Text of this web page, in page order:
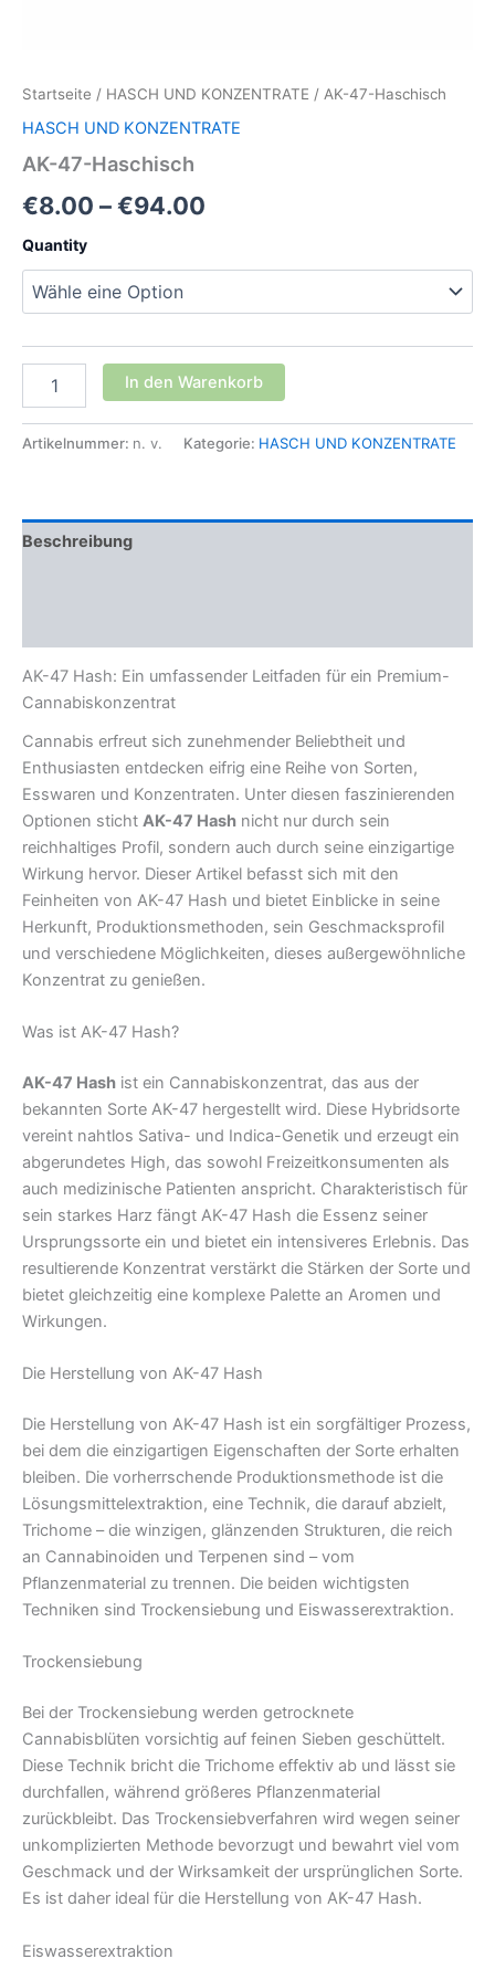
Startseite / HASCH UND KONZENTRATE / AK-47-Haschisch
HASCH UND KONZENTRATE
AK-47-Haschisch
€8.00 –€94.00
€94.00
Quantity
Menge
In den Warenkorb
Artikelnummer: n. v. Kategorie: HASCH UND KONZENTRATE
Beschreibung
AK-47 Hash: Ein umfassender Leitfaden für ein Premium-
Cannabiskonzentrat
Cannabis erfreut sich zunehmender Beliebtheit und
Enthusiasten entdecken eifrig eine Reihe von Sorten,
Esswaren und Konzentraten. Unter diesen faszinierenden
Optionen sticht AK-47 Hash nicht nur durch sein
reichhaltiges Profil, sondern auch durch seine einzigartige
Wirkung hervor. Dieser Artikel befasst sich mit den
Feinheiten von AK-47 Hash und bietet Einblicke in seine
Herkunft, Produktionsmethoden, sein Geschmacksprofil
und verschiedene Möglichkeiten, dieses außergewöhnliche
Konzentrat zu genießen.
Was ist AK-47 Hash?
AK-47 Hash ist ein Cannabiskonzentrat, das aus der
bekannten Sorte AK-47 hergestellt wird. Diese Hybridsorte
vereint nahtlos Sativa- und Indica-Genetik und erzeugt ein
abgerundetes High, das sowohl Freizeitkonsumenten als
auch medizinische Patienten anspricht. Charakteristisch für
sein starkes Harz fängt AK-47 Hash die Essenz seiner
Ursprungssorte ein und bietet ein intensiveres Erlebnis. Das
resultierende Konzentrat verstärkt die Stärken der Sorte und
bietet gleichzeitig eine komplexe Palette an Aromen und
Wirkungen.
Die Herstellung von AK-47 Hash
Die Herstellung von AK-47 Hash ist ein sorgfältiger Prozess,
bei dem die einzigartigen Eigenschaften der Sorte erhalten
bleiben. Die vorherrschende Produktionsmethode ist die
Lösungsmittelextraktion, eine Technik, die darauf abzielt,
Trichome – die winzigen, glänzenden Strukturen, die reich
an Cannabinoiden und Terpenen sind – vom
Pflanzenmaterial zu trennen. Die beiden wichtigsten
Techniken sind Trockensiebung und Eiswasserextraktion.
Trockensiebung
Bei der Trockensiebung werden getrocknete
Cannabisblüten vorsichtig auf feinen Sieben geschüttelt.
Diese Technik bricht die Trichome effektiv ab und lässt sie
durchfallen, während größeres Pflanzenmaterial
zurückbleibt. Das Trockensiebverfahren wird wegen seiner
unkomplizierten Methode bevorzugt und bewahrt viel vom
Geschmack und der Wirksamkeit der ursprünglichen Sorte.
Es ist daher ideal für die Herstellung von AK-47 Hash.
Eiswasserextraktion